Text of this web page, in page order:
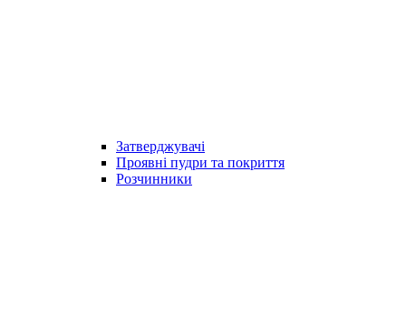
Затверджувачі
Проявні пудри та покриття
Розчинники